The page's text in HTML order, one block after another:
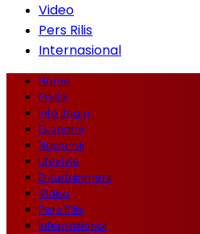
Video
Pers Rilis
Internasional
Home
Politik
Info Jogja
Ekonomi
Nasional
Lifestyle
Entertainment
Video
Pers Rilis
Internasional